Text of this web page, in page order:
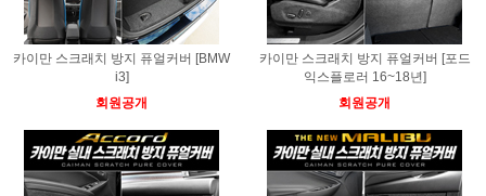
카이만 스크래치 방지 퓨얼커버 [BMW
i3]
회원공개
카이만 스크래치 방지 퓨얼커버 [포드
익스플로러 16~18년]
회원공개